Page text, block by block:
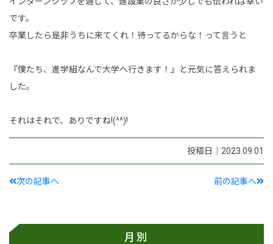
です。
卒業したら是非うちに来てくれ！待ってるからな！って言うと
『僕たち、進学組なんで大学へ行きます！』と元気に答えられま
した。
それはそれで、ありですね!(^^)!
投稿日｜2023.09.01
次の記事へ 前の記事へ
月別